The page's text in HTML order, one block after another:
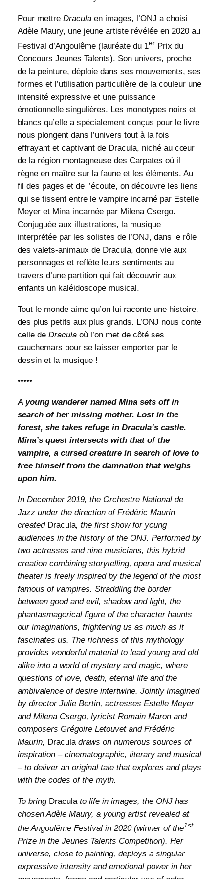
Pour mettre Draculaen images, l’ONJ a choisi
Adèle Maury, une jeune artiste révélée en 2020 au
Festival d’Angoulême (lauréate du 1er Prix du
Concours Jeunes Talents). Son univers, proche
de la peinture, déploie dans ses mouvements, ses
formes et l’utilisation particulière de la couleur une
intensité expressive et une puissance
émotionnelle singulières. Les monotypes noirs et
blancs qu’elle a spécialement conçus pour le livre
nous plongent dans l’univers tout à la fois
effrayant et captivant de Dracula, niché au cœur
de la région montagneuse des Carpates où il
règne en maître sur la faune et les éléments. Au
fil des pages et de l’écoute, on découvre les liens
qui se tissent entre le vampire incarné par Estelle
Meyer et Mina incarnée par Milena Csergo.
Conjuguée aux illustrations, la musique
interprétée par les solistes de l’ONJ, dans le rôle
des valets-animaux de Dracula, donne vie aux
personnages et reflète leurs sentiments au
travers d’une partition qui fait découvrir aux
enfants un kaléidoscope musical.
Tout le monde aime qu’on lui raconte une histoire,
des plus petits aux plus grands. L’ONJ nous conte
celle de Dracula où l’on met de côté ses
cauchemars pour se laisser emporter par le
dessin et la musique !
•••••
A young wanderer named Mina sets off in
search of her missing mother. Lost in the
forest, she takes refuge in Dracula’s castle.
Mina’s quest intersects with that of the
vampire, a cursed creature in search of love to
free himself from the damnation that weighs
upon him.
In December 2019, the Orchestre National de
Jazz under the direction of Frédéric Maurin
created Dracula, the first show for young
audiences in the history of the ONJ. Performed by
two actresses and nine musicians, this hybrid
creation combining storytelling, opera and musical
theater is freely inspired by the legend of the most
famous of vampires. Straddling the border
between good and evil, shadow and light, the
phantasmagorical figure of the character haunts
our imaginations, frightening us as much as it
fascinates us. The richness of this mythology
provides wonderful material to lead young and old
alike into a world of mystery and magic, where
questions of love, death, eternal life and the
ambivalence of desire intertwine. Jointly imagined
by director Julie Bertin, actresses Estelle Meyer
and Milena Csergo, lyricist Romain Maron and
composers Grégoire Letouvet and Frédéric
Maurin, Draculadraws on numerous sources of
inspiration – cinematographic, literary and musical
– to deliver an original tale that explores and plays
with the codes of the myth.
To bring Draculato life in images, the ONJ has
chosen Adèle Maury, a young artist revealed at
the Angoulême Festival in 2020 (winner of the1st
Prize in the Jeunes Talents Competition). Her
universe, close to painting, deploys a singular
expressive intensity and emotional power in her